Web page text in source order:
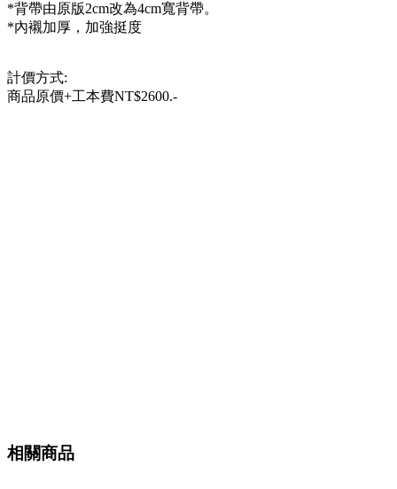
*背帶由原版2cm改為4cm寬背帶。
*內襯加厚，加強挺度
計價方式:
商品原價+工本費NT$2600.-
相關商品